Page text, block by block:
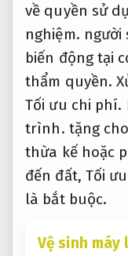
về quyền sử
nghiệm. người
biến động tại
thẩm quyền.
Tối ưu chi phí.
trình. tặng
thừa kế hoặc
đến đất, Tối
là bắt buộc.
Vệ sinh máy